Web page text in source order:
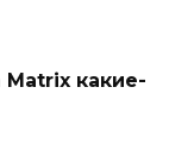
какие-